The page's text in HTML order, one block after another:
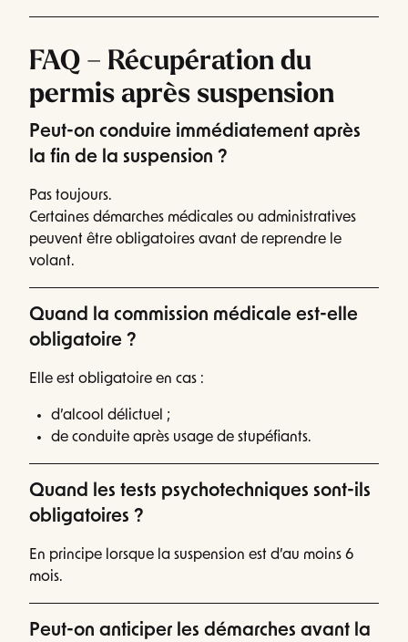
FAQ – Récupération du
permis après suspension
Peut-on conduire immédiatement après
la fin de la suspension ?
Pas toujours.
Certaines démarches médicales ou administratives
peuvent être obligatoires avant de reprendre le
volant.
Quand la commission médicale est-elle
obligatoire ?
Elle est obligatoire en cas :
d’alcool délictuel ;
de conduite après usage de stupéfiants.
Quand les tests psychotechniques sont-ils
obligatoires ?
En principe lorsque la suspension est d’au moins 6
mois.
Peut-on anticiper les démarches avant la